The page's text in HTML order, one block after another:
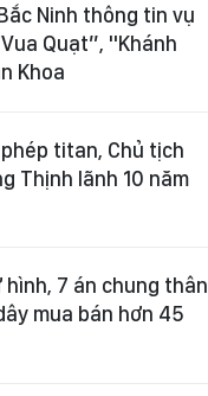
Ninh thông tin vụ
Quạt”, "Khánh
Khoa
titan, Chủ tịch
Thịnh lãnh 10 năm
7 án chung thân
mua bán hơn 45